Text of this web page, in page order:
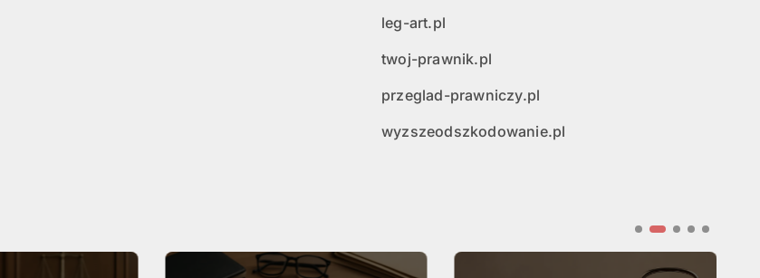
leg-art.pl
twoj-prawnik.pl
przeglad-prawniczy.pl
wyzszeodszkodowanie.pl